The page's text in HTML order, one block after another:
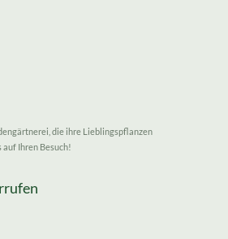
die ihre Lieblingspflanzen
Ihren Besuch!